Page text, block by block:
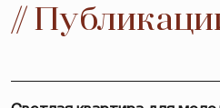
//